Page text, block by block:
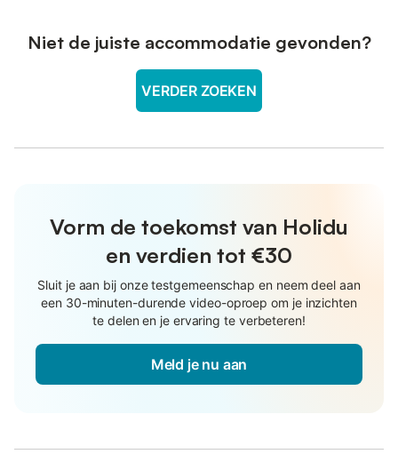
Niet de juiste accommodatie gevonden?
VERDER ZOEKEN
Vorm de toekomst van Holidu
en verdien tot €30
Sluit je aan bij onze testgemeenschap en neem deel aan
een 30-minuten-durende video-oproep om je inzichten
te delen en je ervaring te verbeteren!
Meld je nu aan